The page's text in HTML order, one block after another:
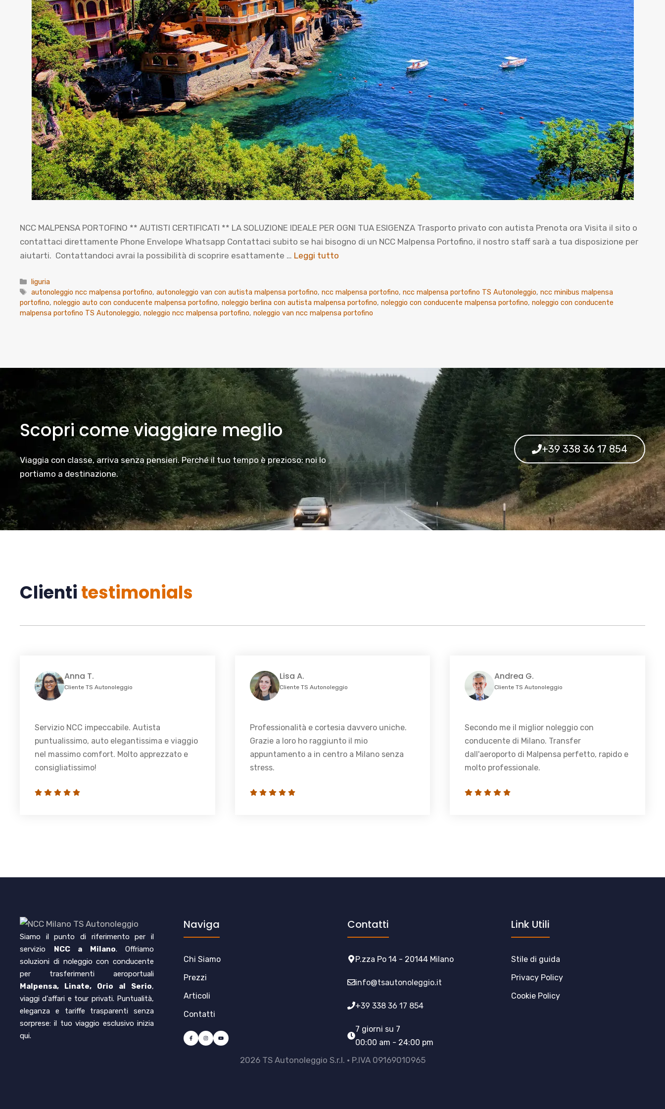
NCC MALPENSA PORTOFINO ** AUTISTI CERTIFICATI ** LA SOLUZIONE IDEALE PER OGNI TUA ESIGENZA Trasporto privato con autista Prenota ora Visita il sito o
contattaci direttamente Phone Envelope Whatsapp Contattaci subito se hai bisogno di un NCC Malpensa Portofino, il nostro staff sarà a tua disposizione per
aiutarti. Contattandoci avrai la possibilità di scoprire esattamente … Leggi tutto
Categorie
liguria
Tag
autonoleggio ncc malpensa portofino,autonoleggio van con autista malpensa portofino,ncc malpensa portofino,ncc malpensa portofino TS Autonoleggio,ncc minibus malpensa
portofino, noleggio auto con conducente malpensa portofino, noleggio berlina con autista malpensa portofino, noleggio con conducente malpensa portofino, noleggio con conducente
malpensa portofino TS Autonoleggio, noleggio ncc malpensa portofino, noleggio van ncc malpensa portofino
Scopri come viaggiare meglio
Viaggia con classe, arriva senza pensieri. Perché il tuo tempo è prezioso: noi lo
portiamo a destinazione.
+39 338 36 17 854
Clienti testimonials
Anna T.
Cliente TS Autonoleggio
Servizio NCC impeccabile. Autista
puntualissimo, auto elegantissima e viaggio
nel massimo comfort. Molto apprezzato e
consigliatissimo!
Lisa A.
Cliente TS Autonoleggio
Professionalità e cortesia davvero uniche.
Grazie a loro ho raggiunto il mio
appuntamento a in centro a Milano senza
stress.
Andrea G.
Cliente TS Autonoleggio
Secondo me il miglior noleggio con
conducente di Milano. Transfer
dall'aeroporto di Malpensa perfetto, rapido e
molto professionale.
Siamo il punto di riferimento per il
servizio NCC a Milano. Offriamo
soluzioni di noleggio con conducente
per trasferimenti aeroportuali
Malpensa, Linate, Orio al Serio,
viaggi d'affari e tour privati. Puntualità,
eleganza e tariffe trasparenti senza
sorprese: il tuo viaggio esclusivo inizia
qui.
Naviga
Chi Siamo
Prezzi
Articoli
Contatti
Contatti
P.zza Po 14 - 20144 Milano
info@tsautonoleggio.it
+39 338 36 17 854
7 giorni su 7
00:00 am - 24:00 pm
Link Utili
Stile di guida
Privacy Policy
Cookie Policy
2026 TS Autonoleggio S.r.l. • P.IVA 09169010965